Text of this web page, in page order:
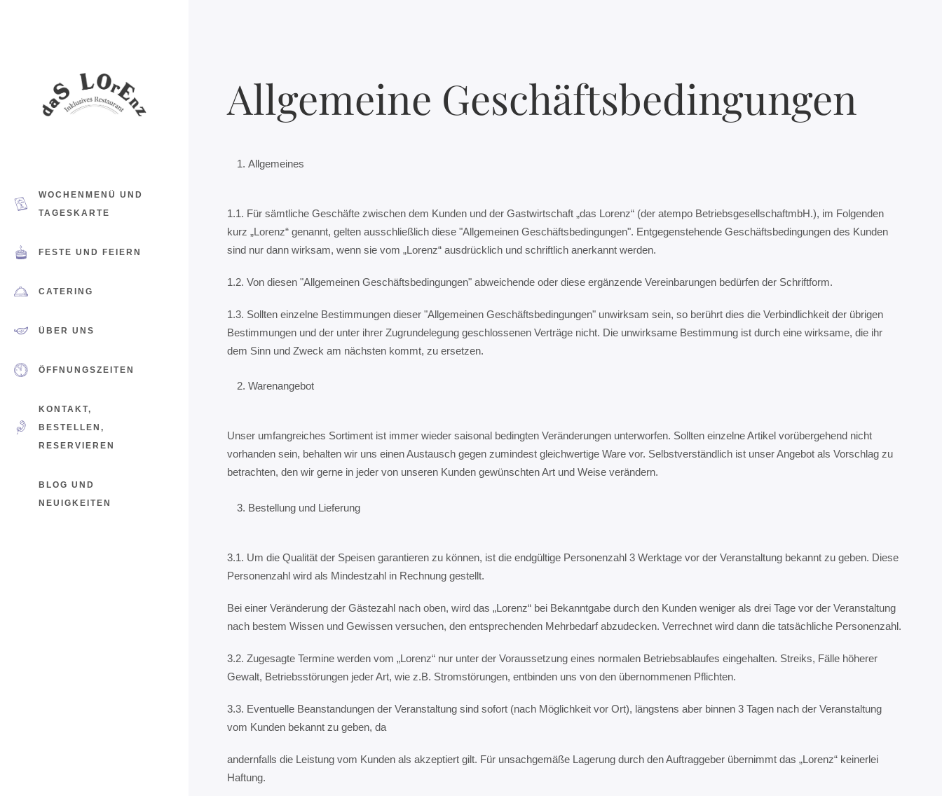
WOCHENMENÜ UND
TAGESKARTE
FESTE UND FEIERN
CATERING
ÜBER UNS
ÖFFNUNGSZEITEN
KONTAKT,
BESTELLEN,
RESERVIEREN
BLOG UND
NEUIGKEITEN
Allgemeine Geschäftsbedingungen
Allgemeines
1.1. Für sämtliche Geschäfte zwischen dem Kunden und der Gastwirtschaft „das Lorenz“ (der atempo BetriebsgesellschaftmbH.), im Folgenden
kurz „Lorenz“ genannt, gelten ausschließlich diese "Allgemeinen Geschäftsbedingungen". Entgegenstehende Geschäftsbedingungen des Kunden
sind nur dann wirksam, wenn sie vom „Lorenz“ ausdrücklich und schriftlich anerkannt werden.
1.2. Von diesen "Allgemeinen Geschäftsbedingungen" abweichende oder diese ergänzende Vereinbarungen bedürfen der Schriftform.
1.3. Sollten einzelne Bestimmungen dieser "Allgemeinen Geschäftsbedingungen" unwirksam sein, so berührt dies die Verbindlichkeit der übrigen
Bestimmungen und der unter ihrer Zugrundelegung geschlossenen Verträge nicht. Die unwirksame Bestimmung ist durch eine wirksame, die ihr
dem Sinn und Zweck am nächsten kommt, zu ersetzen.
Warenangebot
Unser umfangreiches Sortiment ist immer wieder saisonal bedingten Veränderungen unterworfen. Sollten einzelne Artikel vorübergehend nicht
vorhanden sein, behalten wir uns einen Austausch gegen zumindest gleichwertige Ware vor. Selbstverständlich ist unser Angebot als Vorschlag zu
betrachten, den wir gerne in jeder von unseren Kunden gewünschten Art und Weise verändern.
Bestellung und Lieferung
3.1. Um die Qualität der Speisen garantieren zu können, ist die endgültige Personenzahl 3 Werktage vor der Veranstaltung bekannt zu geben. Diese
Personenzahl wird als Mindestzahl in Rechnung gestellt.
Bei einer Veränderung der Gästezahl nach oben, wird das „Lorenz“ bei Bekanntgabe durch den Kunden weniger als drei Tage vor der Veranstaltung
nach bestem Wissen und Gewissen versuchen, den entsprechenden Mehrbedarf abzudecken. Verrechnet wird dann die tatsächliche Personenzahl.
3.2. Zugesagte Termine werden vom „Lorenz“ nur unter der Voraussetzung eines normalen Betriebsablaufes eingehalten. Streiks, Fälle höherer
Gewalt, Betriebsstörungen jeder Art, wie z.B. Stromstörungen, entbinden uns von den übernommenen Pflichten.
3.3. Eventuelle Beanstandungen der Veranstaltung sind sofort (nach Möglichkeit vor Ort), längstens aber binnen 3 Tagen nach der Veranstaltung
vom Kunden bekannt zu geben, da
andernfalls die Leistung vom Kunden als akzeptiert gilt. Für unsachgemäße Lagerung durch den Auftraggeber übernimmt das „Lorenz“ keinerlei
Haftung.